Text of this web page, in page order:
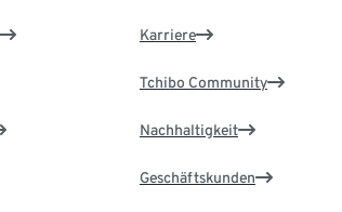
Karriere
Tchibo Community
Nachhaltigkeit
Geschäftskunden